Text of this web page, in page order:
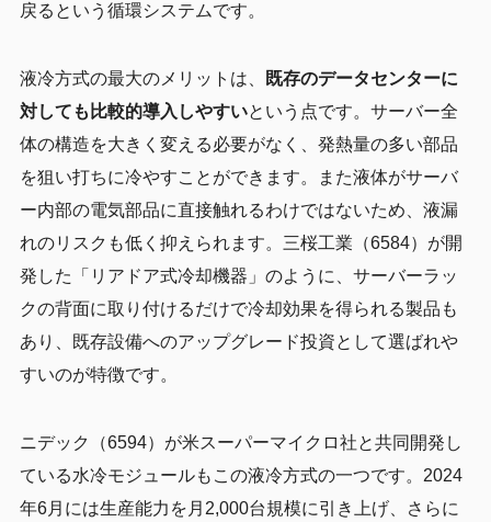
戻るという循環システムです。
液冷方式の最大のメリットは、
既存のデータセンターに
対しても比較的導入しやすいという点です。サーバー全
体の構造を大きく変える必要がなく、発熱量の多い部品
を狙い打ちに冷やすことができます。また液体がサーバ
ー内部の電気部品に直接触れるわけではないため、液漏
れのリスクも低く抑えられます。三桜工業（6584）が開
発した「リアドア式冷却機器」のように、サーバーラッ
クの背面に取り付けるだけで冷却効果を得られる製品も
あり、既存設備へのアップグレード投資として選ばれや
すいのが特徴です。
ニデック（6594）が米スーパーマイクロ社と共同開発し
ている水冷モジュールもこの液冷方式の一つです。2024
年6月には生産能力を月2,000台規模に引き上げ、さらに